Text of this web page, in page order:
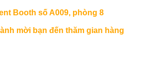
Booth số A009, phòng 8
mời bạn đến thăm gian hàng